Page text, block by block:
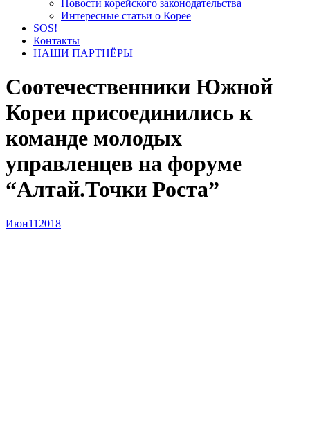
Новости корейского законодательства
Интересные статьи о Корее
SOS!
Контакты
НАШИ ПАРТНЁРЫ
Соотечественники Южной
Кореи присоединились к
команде молодых
управленцев на форуме
“Алтай.Точки Роста”
Июн11 2018